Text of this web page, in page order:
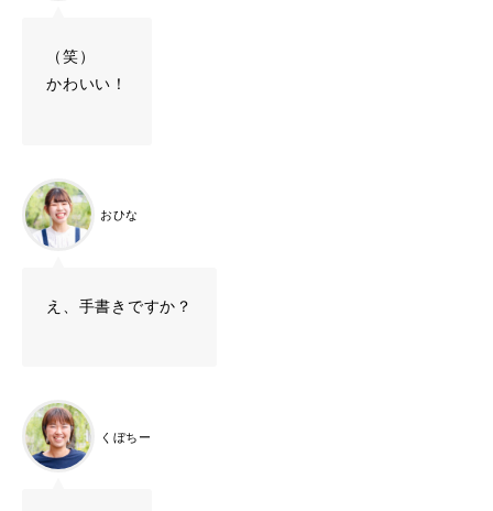
（笑）
かわいい！
おひな
え、手書きですか？
くぼちー